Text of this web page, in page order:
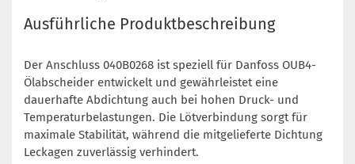
Ausführliche Produktbeschreibung
Der Anschluss 040B0268 ist speziell für Danfoss OUB4-
Ölabscheider entwickelt und gewährleistet eine
dauerhafte Abdichtung auch bei hohen Druck- und
Temperaturbelastungen. Die Lötverbindung sorgt für
maximale Stabilität, während die mitgelieferte Dichtung
Leckagen zuverlässig verhindert.